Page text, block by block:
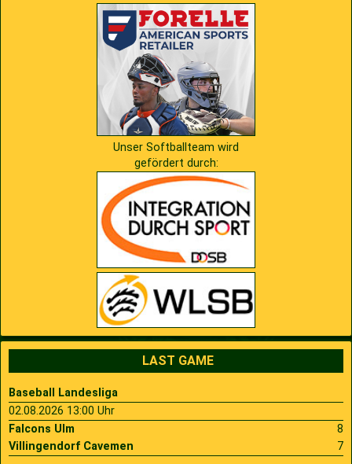
Unser Softballteam wird
gefördert durch:
LAST GAME
Baseball Landesliga
02.08.2026 13:00 Uhr
Falcons Ulm
8
Villingendorf Cavemen
7